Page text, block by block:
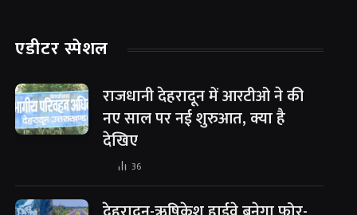
एडीटर स्पेशल
राजधानी देहरादून में आरटीओ ने की
नए साल पर नई शुरुआत, क्या है
देखिए
36